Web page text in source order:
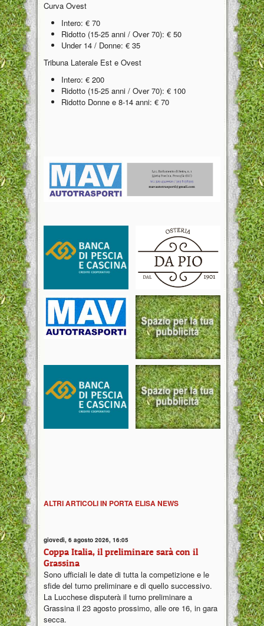
Curva Ovest
Intero: € 70
Ridotto (15-25 anni / Over 70): € 50
Under 14 / Donne: € 35
Tribuna Laterale Est e Ovest
Intero: € 200
Ridotto (15-25 anni / Over 70): € 100
Ridotto Donne e 8-14 anni: € 70
ALTRI ARTICOLI IN PORTA ELISA NEWS
giovedì, 6 agosto 2026, 16:05
Coppa Italia, il preliminare sarà con il
Grassina
Sono ufficiali le date di tutta la competizione e le
sfide del turno preliminare e di quello successivo.
La Lucchese disputerà il turno preliminare a
Grassina il 23 agosto prossimo, alle ore 16, in gara
secca.